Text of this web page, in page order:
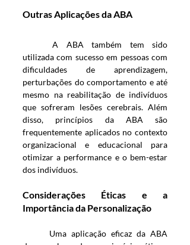
Outras Aplicações da ABA
	A ABA também tem sido
utilizada com sucesso em pessoas com
dificuldades de aprendizagem,
perturbações do comportamento e até
mesmo na reabilitação de indivíduos
que sofreram lesões cerebrais. Além
disso, princípios da ABA são
frequentemente aplicados no contexto
organizacional e educacional para
otimizar a performance e o bem-estar
dos indivíduos.
Considerações Éticas e a
Importância da Personalização